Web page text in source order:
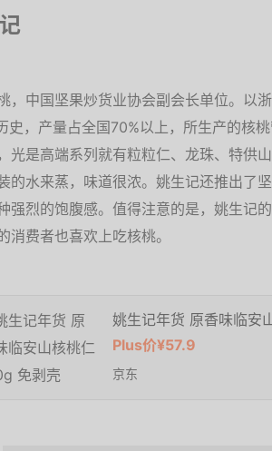
，中国坚果炒货业协会副会长单位。以
史，产量占全国70%以上，所生产的核
光是高端系列就有粒粒仁、龙珠、特供
的水来蒸，味道很浓。姚生记还推出了
强烈的饱腹感。值得注意的是，姚生记
消费者也喜欢上吃核桃。
姚生记年货 原香味临安
Plus价¥57.9
京东